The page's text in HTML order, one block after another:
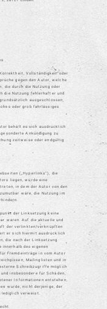
Vollständigkeit oder
gegen den Autor, welche
die durch die Nutzung oder
die Nutzung fehlerhafter und
ausgeschlossen,
oder grob fahrlässiges
behält es sich ausdrücklich
Ankündigung zu
zeitweise oder endgültig
(„Hyperlinks“), die
liegen, würde eine
in dem der Autor von den
wäre, die Nutzung im
der Linksetzung keine
waren. Auf die aktuelle und
der verlinkten/verknüpften
er sich hiermit ausdrücklich
die nach der Linksetzung
des eigenen
Fremdeinträge in vom Autor
Mailinglisten und in
Schreibzugriffe möglich
insbesondere für Schäden,
Informationen entstehen,
wurde, nicht derjenige, der
verweist.